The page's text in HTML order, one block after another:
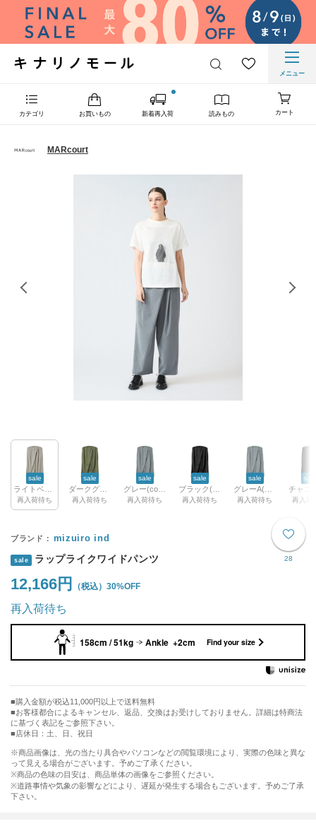
メニュー
カテゴリ お買いもの 新着再入荷 読みもの カート
MARcourt
sale
再入荷待ち
sale
再入荷待ち
sale
再入荷待ち
sale
再入荷待ち
sale
再入荷待ち
sale
再入荷
28
mizuiro ind
sale ラップライクワイドパンツ
12,166円 30%OFF
再入荷待ち
158cm / 51kg Ankle +2cm Find your size
購入金額が税込11,000円以上で送料無料
お客様都合によるキャンセル、返品、交換はお受けしておりません。詳細は特商法
に基づく表記をご参照下さい。
■店休日：土、日、祝日
※商品画像は、光の当たり具合やパソコンなどの閲覧環境により、実際の色味と異な
って見える場合がございます。予めご了承ください。
※商品の色味の目安は、商品単体の画像をご参照ください。
※道路事情や気象の影響などにより、遅延が発生する場合もございます。予めご了承
下さい。